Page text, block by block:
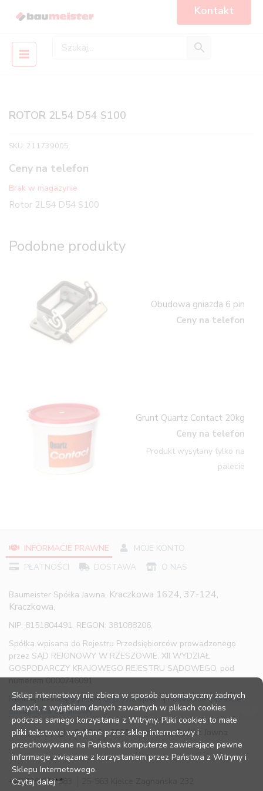
Kontakt
Main
ROTOR 2L54 D54 S100
SKU: 211739005
Ceny na telefon
Brak w magazynie
Rotor 2L54 D54 S100
Podobne produkty
Obudowa gniazda 6 pin
Ceny na telefon
Grunt Quartz Contact 20kg
Ceny na telefon
Produkt wysyłany tylko na
palecie
INFORMACJE PRAWNE
MOJE KONTO
PŁATNOŚCI
DOSTAWA O NAS
Baumeister Spółka Jawna, Kraczkowa 1624, 37-124,
Kraczkowa,
NIP: 8151804491, REGON: 381088206,
Spółka wpisana do Rejestru Przedsiębiorców prowadzonego
przez SĄD REJONOWY W RZESZOWIE, XII WYDZIAŁ
GOSPODARCZY KRAJOWEGO REJESTRU SĄDOWEGO, pod
numerem 0000746091
Regulamin sklepu| Polityka prywatności |Pouczenie o prawie
odstąpienia od umowy
Copyright © 2016 – 2023 Baumeister Spółka Jawna
+48 575 881 883
Sklep internetowy nie zbiera w sposób automatyczny żadnych
danych, z wyjątkiem danych zawartych w plikach cookies
podczas samego korzystania z Witryny. Pliki cookies to małe
pliki tekstowe wysyłane przez sklep internetowy i
przechowywane na Państwa komputerze zawierające pewne
informacje związane z korzystaniem przez Państwa z Witryny i
Sklepu Internetowego.
Czytaj dalej